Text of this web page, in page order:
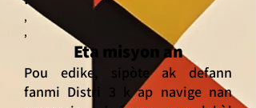
,
,
Eta misyon an
Pou edike, sipòte ak defann
fanmi Distri 3 k ap navige nan